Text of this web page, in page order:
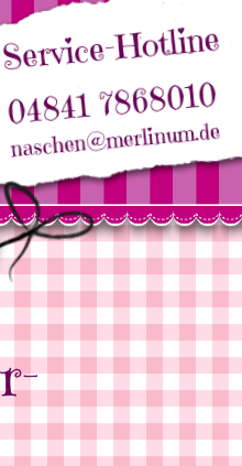
Service-Hotline
04841 7868010
naschen@merlinum.de